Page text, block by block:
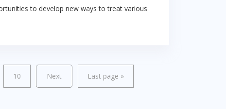
to develop new ways to treat various
10 Next Last page »